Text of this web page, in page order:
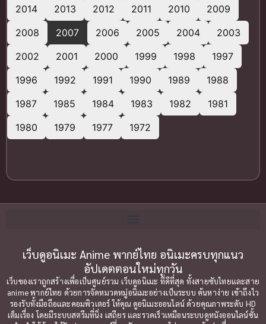
2014
2013 2012 2011 2010
2009
2008
2007 2006 2005 2004
2003
2002
2001 2000 1999 1998
1997
1996
1992 1991 1990 1989
1988
1987
1985 1984 1983 1982
1981
1980
1979 1977 1972
เว็บดูอนิเมะ Anime พากย์ไทย อนิเมะครบทุกแนว
อัปเดตตอนใหม่ทุกวัน
เว็บของเราถูกสร้างเพื่อเป็นศูนย์รวม เว็บดูอนิเมะ ที่ดีที่สุด ทั้งสายซับไทยและสาย
anime พากย์ไทย ด้วยการจัดหมวดหมู่อนิเมะอย่างเป็นระบบ ค้นหาง่าย เข้าถึงไว
รองรับทั้งมือถือและคอมพิวเตอร์ ให้คุณ ดูอนิเมะออนไลน์ ด้วยคุณภาพระดับ HD
เต็มเรื่อง โดยมีระบบสตรีมที่นิ่ง เสถียร และรวดเร็วเหมือนระบบดูหนังออนไลน์ชั้น